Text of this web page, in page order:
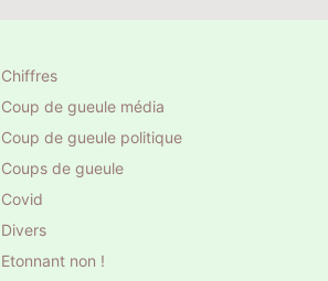
Chiffres
Coup de gueule média
Coup de gueule politique
Coups de gueule
Covid
Divers
Etonnant non !